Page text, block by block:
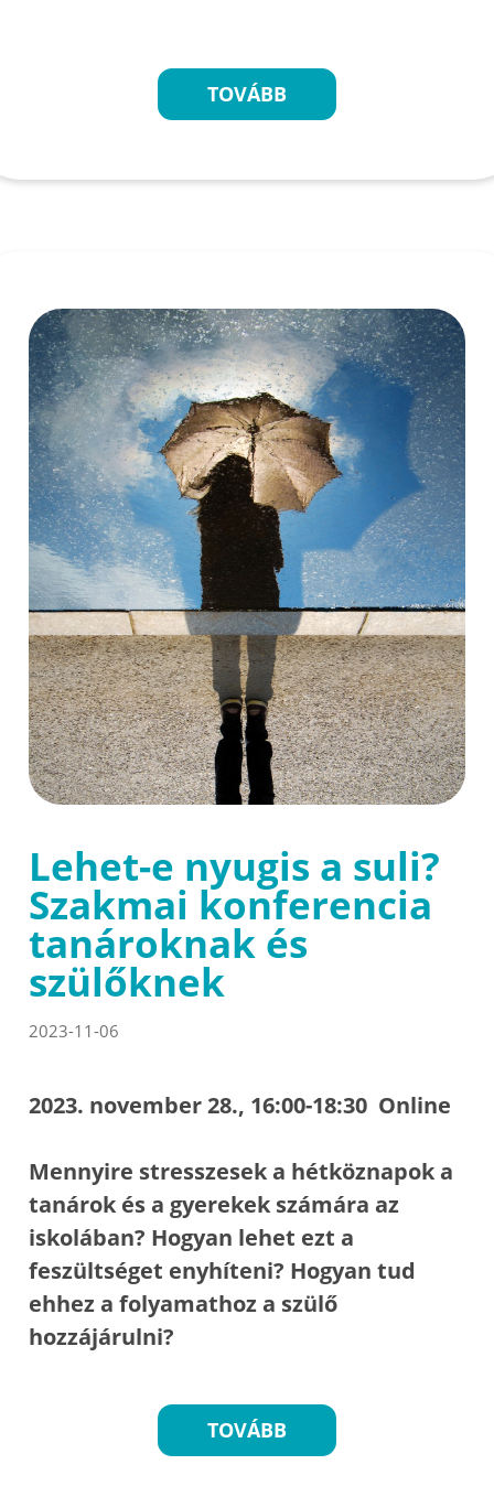
TOVÁBB
Lehet-e nyugis a suli?
Szakmai konferencia
tanároknak és
szülőknek
2023-11-06
2023. november 28., 16:00-18:30 Online
Mennyire stresszesek a hétköznapok a
tanárok és a gyerekek számára az
iskolában? Hogyan lehet ezt a
feszültséget enyhíteni? Hogyan tud
ehhez a folyamathoz a szülő
hozzájárulni?
TOVÁBB